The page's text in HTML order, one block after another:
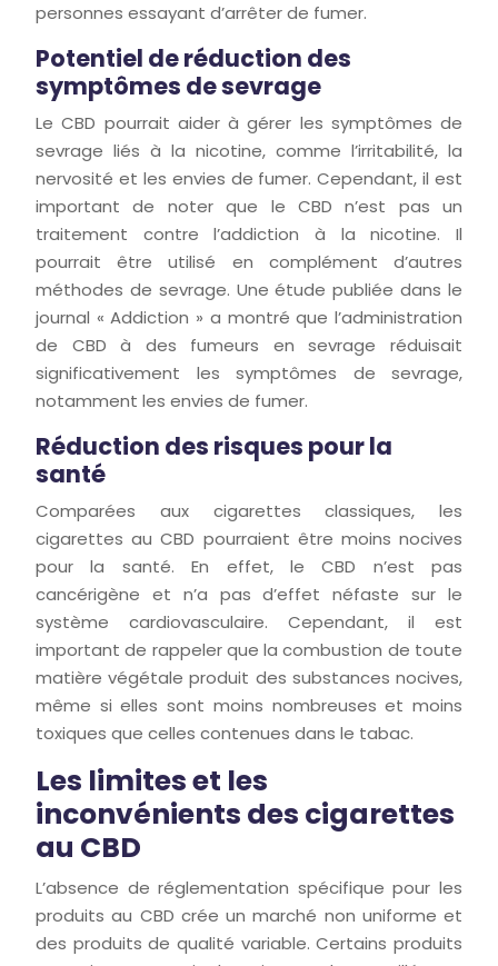
personnes essayant d’arrêter de fumer.
Potentiel de réduction des
symptômes de sevrage
Le CBD pourrait aider à gérer les symptômes de
sevrage liés à la nicotine, comme l’irritabilité, la
nervosité et les envies de fumer. Cependant, il est
important de noter que le CBD n’est pas un
traitement contre l’addiction à la nicotine. Il
pourrait être utilisé en complément d’autres
méthodes de sevrage. Une étude publiée dans le
journal « Addiction » a montré que l’administration
de CBD à des fumeurs en sevrage réduisait
significativement les symptômes de sevrage,
notamment les envies de fumer.
Réduction des risques pour la
santé
Comparées aux cigarettes classiques, les
cigarettes au CBD pourraient être moins nocives
pour la santé. En effet, le CBD n’est pas
cancérigène et n’a pas d’effet néfaste sur le
système cardiovasculaire. Cependant, il est
important de rappeler que la combustion de toute
matière végétale produit des substances nocives,
même si elles sont moins nombreuses et moins
toxiques que celles contenues dans le tabac.
Les limites et les
inconvénients des cigarettes
au CBD
L’absence de réglementation spécifique pour les
produits au CBD crée un marché non uniforme et
des produits de qualité variable. Certains produits